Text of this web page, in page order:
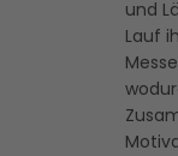
und
Lauf